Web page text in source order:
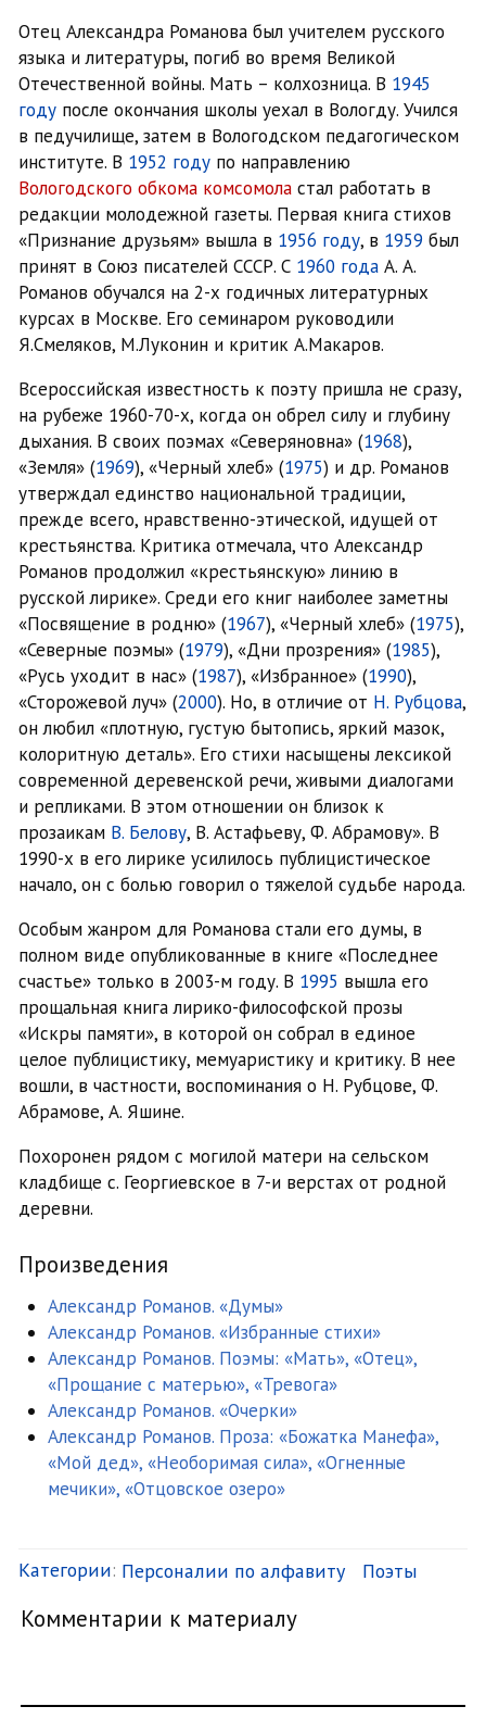
Отец Александра Романова был учителем русского
языка и литературы, погиб во время Великой
Отечественной войны. Мать – колхозница. В 1945
году после окончания школы уехал в Вологду. Учился
в педучилище, затем в Вологодском педагогическом
институте. В 1952 году по направлению
Вологодского обкома комсомола стал работать в
редакции молодежной газеты. Первая книга стихов
«Признание друзьям» вышла в 1956 году, в 1959 был
принят в Союз писателей СССР. С 1960 года А. А.
Романов обучался на 2-х годичных литературных
курсах в Москве. Его семинаром руководили
Я.Смеляков, М.Луконин и критик А.Макаров.
Всероссийская известность к поэту пришла не сразу,
на рубеже 1960-70-х, когда он обрел силу и глубину
дыхания. В своих поэмах «Северяновна» (1968),
«Земля» (1969), «Черный хлеб» (1975) и др. Романов
утверждал единство национальной традиции,
прежде всего, нравственно-этической, идущей от
крестьянства. Критика отмечала, что Александр
Романов продолжил «крестьянскую» линию в
русской лирике». Среди его книг наиболее заметны
«Посвящение в родню» (1967), «Черный хлеб» (1975),
«Северные поэмы» (1979), «Дни прозрения» (1985),
«Русь уходит в нас» (1987), «Избранное» (1990),
«Сторожевой луч» (2000). Но, в отличие от Н. Рубцова,
он любил «плотную, густую бытопись, яркий мазок,
колоритную деталь». Его стихи насыщены лексикой
современной деревенской речи, живыми диалогами
и репликами. В этом отношении он близок к
прозаикам В. Белову, В. Астафьеву, Ф. Абрамову». В
1990-х в его лирике усилилось публицистическое
начало, он с болью говорил о тяжелой судьбе народа.
Особым жанром для Романова стали его думы, в
полном виде опубликованные в книге «Последнее
счастье» только в 2003-м году. В 1995 вышла его
прощальная книга лирико-философской прозы
«Искры памяти», в которой он собрал в единое
целое публицистику, мемуаристику и критику. В нее
вошли, в частности, воспоминания о Н. Рубцове, Ф.
Абрамове, А. Яшине.
Похоронен рядом с могилой матери на сельском
кладбище с. Георгиевское в 7-и верстах от родной
деревни.
Произведения
Александр Романов. «Думы»
Александр Романов. «Избранные стихи»
Александр Романов. Поэмы: «Мать», «Отец»,
«Прощание с матерью», «Тревога»
Александр Романов. «Очерки»
Александр Романов. Проза: «Божатка Манефа»,
«Мой дед», «Необоримая сила», «Огненные
мечики», «Отцовское озеро»
Категории: Персоналии по алфавиту Поэты
Комментарии к материалу